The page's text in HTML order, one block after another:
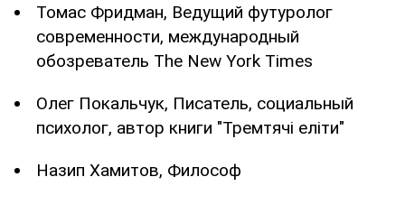
Томас Фридман, Ведущий футуролог
современности, международный
обозреватель The New York Times
Олег Покальчук, Писатель, социальный
психолог, автор книги "Тремтячі еліти"
Назип Хамитов, Философ